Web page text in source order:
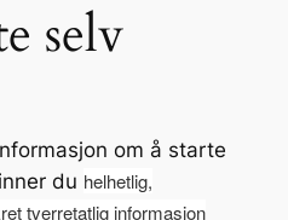
selv
om å starte
du helhetlig,
tverretatlig informasjon